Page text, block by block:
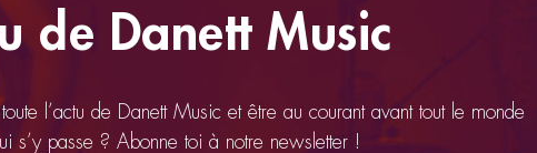
de Danett Music
l’actu de Danett Music et être au courant avant tout le monde
s’y passe ? Abonne toi à notre newsletter !